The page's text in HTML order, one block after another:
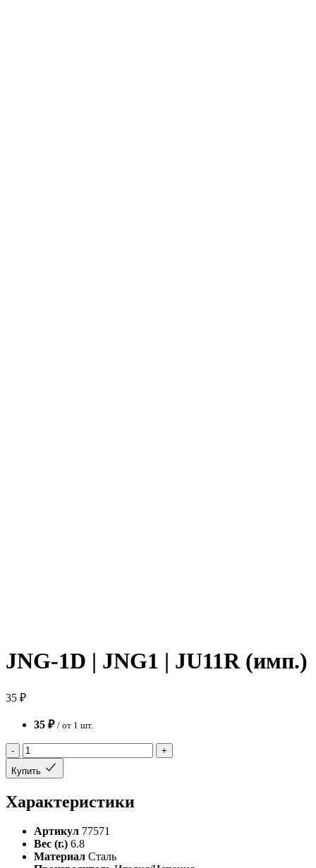
JNG-1D | JNG1 | JU11R (имп.)
35 ₽
35 ₽ / от 1 шт.
-
+
Купить
Характеристики
Артикул 77571
Вес (г.) 6.8
Материал Сталь